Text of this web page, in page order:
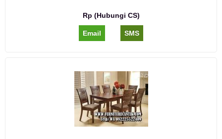
Rp (Hubungi CS)
Email SMS